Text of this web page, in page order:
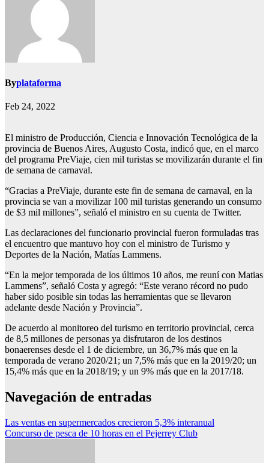
Byplataforma
Feb 24, 2022
El ministro de Producción, Ciencia e Innovación Tecnológica de la
provincia de Buenos Aires, Augusto Costa, indicó que, en el marco
del programa PreViaje, cien mil turistas se movilizarán durante el fin
de semana de carnaval.
“Gracias a PreViaje, durante este fin de semana de carnaval, en la
provincia se van a movilizar 100 mil turistas generando un consumo
de $3 mil millones”, señaló el ministro en su cuenta de Twitter.
Las declaraciones del funcionario provincial fueron formuladas tras
el encuentro que mantuvo hoy con el ministro de Turismo y
Deportes de la Nación, Matías Lammens.
“En la mejor temporada de los últimos 10 años, me reuní con Matias
Lammens”, señaló Costa y agregó: “Este verano récord no pudo
haber sido posible sin todas las herramientas que se llevaron
adelante desde Nación y Provincia”.
De acuerdo al monitoreo del turismo en territorio provincial, cerca
de 8,5 millones de personas ya disfrutaron de los destinos
bonaerenses desde el 1 de diciembre, un 36,7% más que en la
temporada de verano 2020/21; un 7,5% más que en la 2019/20; un
15,4% más que en la 2018/19; y un 9% más que en la 2017/18.
Navegación de entradas
Las ventas en supermercados crecieron 5,3% interanual
Concurso de pesca de 10 horas en el Pejerrey Club